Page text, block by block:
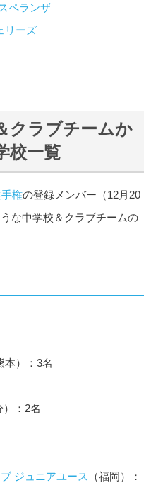
ペランザ
リーズ
クラブチームか
校一覧
権の登録メンバー（12月20
な中学校＆クラブチームの
本）：3名
）：2名
ジュニアユース
（福岡）：